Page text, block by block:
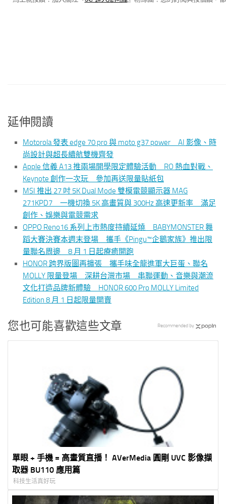
延伸閱讀
Motorola 發表 edge 70 pro 與 moto g37 power AI 影像、時
尚設計與超長續航雙機齊發
Apple 信義 A13 推兩場開學限定體驗活動 RO 熱血對戰、
Keynote 創作一次玩 參加再送限量貼紙包
MSI 推出 27 吋 5K Dual Mode 雙模電競顯示器 MAG
271KPD7 一機切換 5K 高畫質與 300Hz 高速更新率 滿足
創作、娛樂與電競需求
OPPO Reno16 系列上市熱度持續延燒 BABYMONSTER 舞
蹈大賽決賽本週末登場 攜手《Pingu™企鵝家族》推出限
量聯名周邊 8 月 1 日起療癒開跑
HONOR 跨界版圖再擴張 攜手味全龍進軍大巨蛋、聯名
MOLLY 限量登場 深耕台灣市場 串聯運動、音樂與潮流
文化打造品牌新體驗 HONOR 600 Pro MOLLY Limited
Edition 8 月 1 日起限量開賣
您也可能喜歡這些文章
單眼 + 手機 = 高畫質直播！ AVerMedia 圓剛 UVC 影像擷
取器 BU110 應用篇
科技生活真好玩
Recommended by